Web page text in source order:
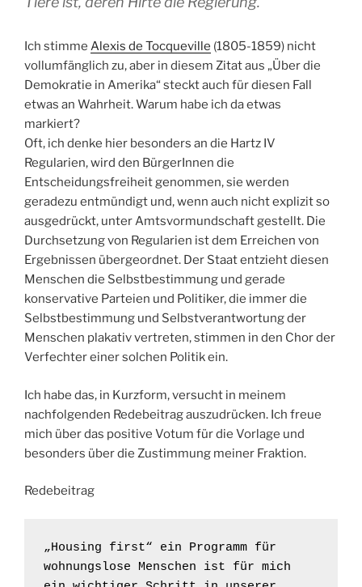
Ich stimme Alexis de Tocqueville (1805-1859) nicht
vollumfänglich zu, aber in diesem Zitat aus „Über die
Demokratie in Amerika“ steckt auch für diesen Fall
etwas an Wahrheit. Warum habe ich da etwas
markiert?
Oft, ich denke hier besonders an die Hartz IV
Regularien, wird den BürgerInnen die
Entscheidungsfreiheit genommen, sie werden
geradezu entmündigt und, wenn auch nicht explizit so
ausgedrückt, unter Amtsvormundschaft gestellt. Die
Durchsetzung von Regularien ist dem Erreichen von
Ergebnissen übergeordnet. Der Staat entzieht diesen
Menschen die Selbstbestimmung und gerade
konservative Parteien und Politiker, die immer die
Selbstbestimmung und Selbstverantwortung der
Menschen plakativ vertreten, stimmen in den Chor der
Verfechter einer solchen Politik ein.
Ich habe das, in Kurzform, versucht in meinem
nachfolgenden Redebeitrag auszudrücken. Ich freue
mich über das positive Votum für die Vorlage und
besonders über die Zustimmung meiner Fraktion.
Redebeitrag
„Housing first“ ein Programm für
wohnungslose Menschen ist für mich